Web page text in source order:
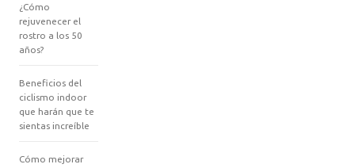
¿Cómo
rejuvenecer el
rostro a los 50
años?
Beneficios del
ciclismo indoor
que harán que te
sientas increíble
Cómo mejorar